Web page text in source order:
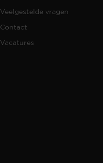
Veelgestelde vragen
Contact
Vacatures